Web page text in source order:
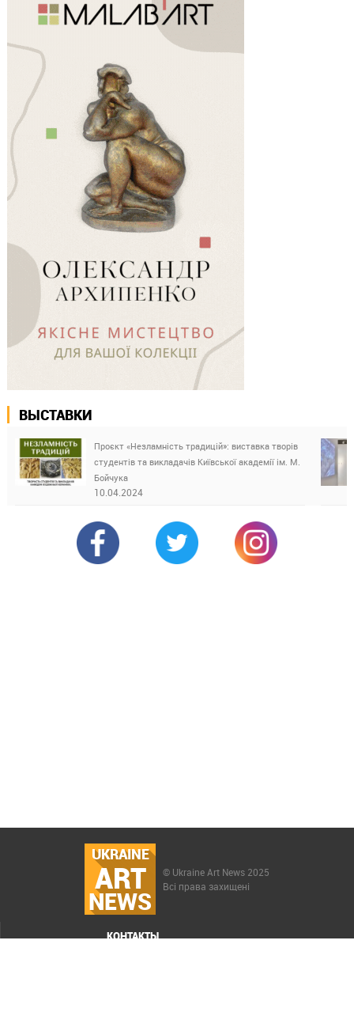
ВЫСТАВКИ
Проєкт «Незламність традицій»: виставка творів
студентів та викладачів Київської академії ім. М.
Бойчука
10.04.2024
UKRAINE
ART
NEWS
© Ukraine Art News 2025
Всі права захищені
КОНТАКТЫ